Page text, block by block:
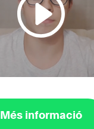
Més informació